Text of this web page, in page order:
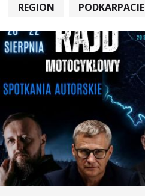
REGION PODKARPACIE